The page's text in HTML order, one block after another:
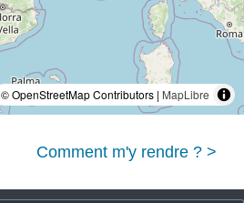
© OpenStreetMap Contributors | MapLibre
Comment m'y rendre ? >